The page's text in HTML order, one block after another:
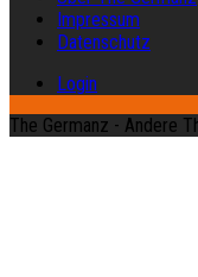
Impressum
Datenschutz
Login
The Germanz - Andere